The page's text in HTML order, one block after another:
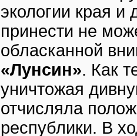
экологии края
принести не
обласканной
«Лунсин». Как
уничтожая
отчисляла
республики. В